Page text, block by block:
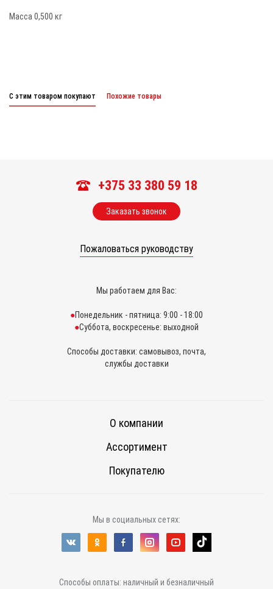
Масса 0,500 кг
С этим товаром покупают Похожие товары
+375 33 380 59 18
Заказать звонок
Пожаловаться руководству
Мы работаем для Вас:
Понедельник - пятница: 9:00 - 18:00
Суббота, воскресенье: выходной
Способы доставки: самовывоз, почта,
службы доставки
О компании
Ассортимент
Покупателю
Мы в социальных сетях:
Способы оплаты: наличный и безналичный